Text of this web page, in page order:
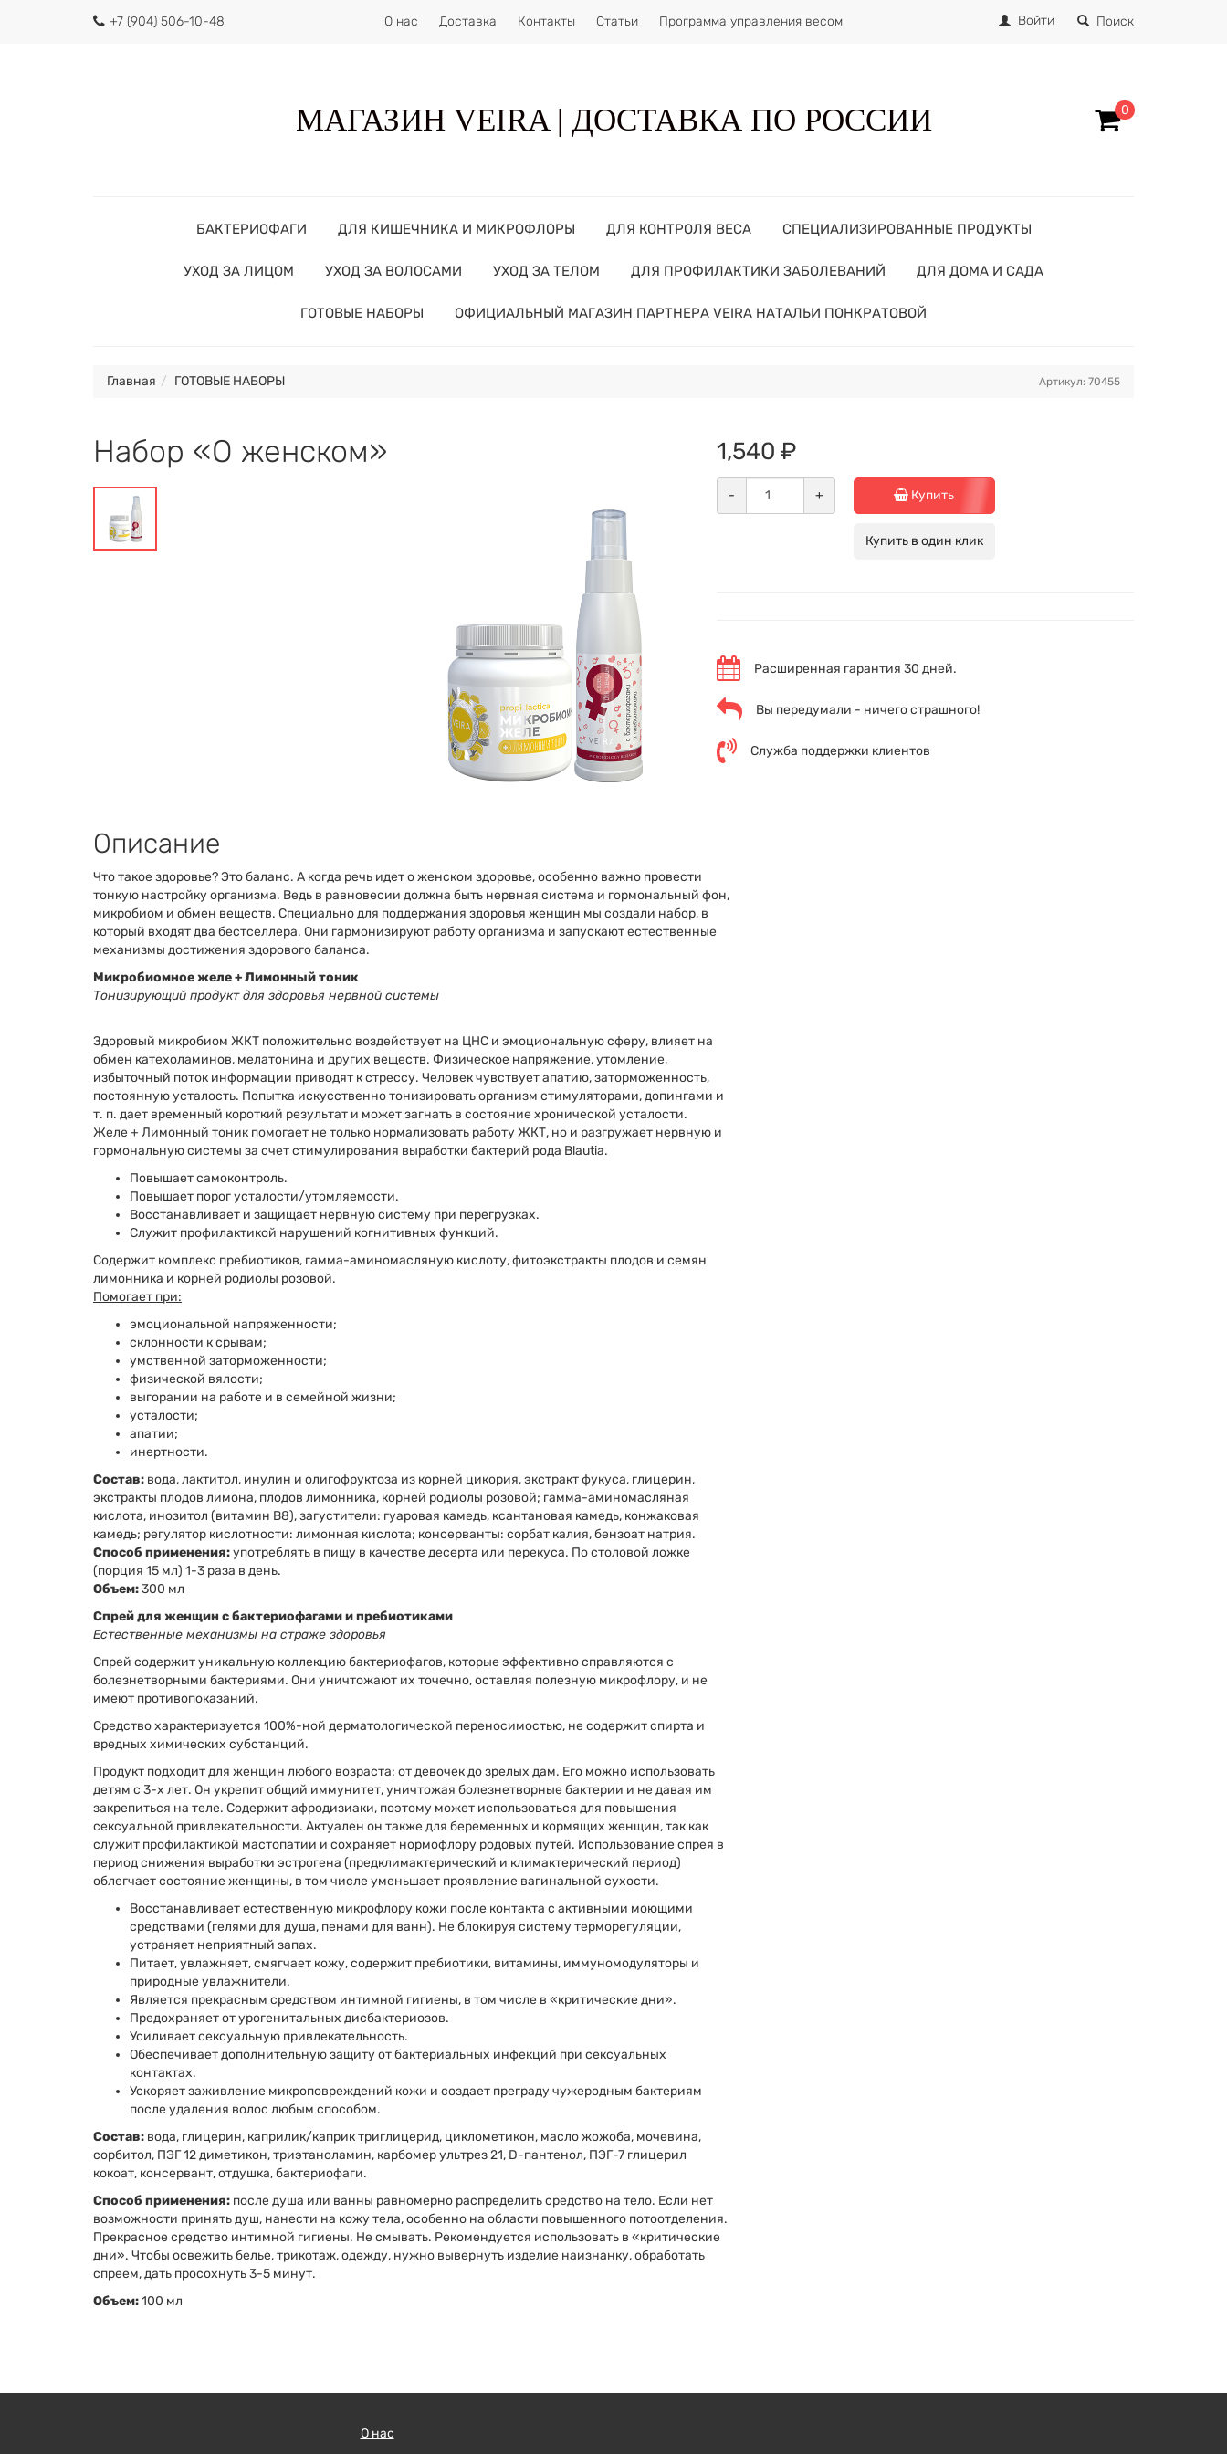
+7 (904) 506-10-48 О нас Доставка Контакты Статьи Программа управления весом Войти Поиск
МАГАЗИН VEIRA | ДОСТАВКА ПО РОССИИ 0
БАКТЕРИОФАГИ ДЛЯ КИШЕЧНИКА И МИКРОФЛОРЫ ДЛЯ КОНТРОЛЯ ВЕСА СПЕЦИАЛИЗИРОВАННЫЕ ПРОДУКТЫ
УХОД ЗА ЛИЦОМ УХОД ЗА ВОЛОСАМИ УХОД ЗА ТЕЛОМ ДЛЯ ПРОФИЛАКТИКИ ЗАБОЛЕВАНИЙ ДЛЯ ДОМА И САДА
ГОТОВЫЕ НАБОРЫ ОФИЦИАЛЬНЫЙ МАГАЗИН ПАРТНЕРА VEIRA НАТАЛЬИ ПОНКРАТОВОЙ
Главная ГОТОВЫЕ НАБОРЫ Артикул: 70455
Набор «О женском» 1,540 ₽
- + Купить
Купить в один клик
Расширенная гарантия 30 дней.
Вы передумали - ничего страшного!
Служба поддержки клиентов
Описание
Что такое здоровье? Это баланс. А когда речь идет о женском здоровье, особенно важно провести
тонкую настройку организма. Ведь в равновесии должна быть нервная система и гормональный фон,
микробиом и обмен веществ. Специально для поддержания здоровья женщин мы создали набор, в
который входят два бестселлера. Они гармонизируют работу организма и запускают естественные
механизмы достижения здорового баланса.
Микробиомное желе + Лимонный тоник
Тонизирующий продукт для здоровья нервной системы
Здоровый микробиом ЖКТ положительно воздействует на ЦНС и эмоциональную сферу, влияет на
обмен катехоламинов, мелатонина и других веществ. Физическое напряжение, утомление,
избыточный поток информации приводят к стрессу. Человек чувствует апатию, заторможенность,
постоянную усталость. Попытка искусственно тонизировать организм стимуляторами, допингами и
т. п. дает временный короткий результат и может загнать в состояние хронической усталости.
Желе + Лимонный тоник помогает не только нормализовать работу ЖКТ, но и разгружает нервную и
гормональную системы за счет стимулирования выработки бактерий рода Blautia.
Повышает самоконтроль.
Повышает порог усталости/утомляемости.
Восстанавливает и защищает нервную систему при перегрузках.
Служит профилактикой нарушений когнитивных функций.
Содержит комплекс пребиотиков, гамма-аминомасляную кислоту, фитоэкстракты плодов и семян
лимонника и корней родиолы розовой.
Помогает при:
эмоциональной напряженности;
склонности к срывам;
умственной заторможенности;
физической вялости;
выгорании на работе и в семейной жизни;
усталости;
апатии;
инертности.
Состав: вода, лактитол, инулин и олигофруктоза из корней цикория, экстракт фукуса, глицерин,
экстракты плодов лимона, плодов лимонника, корней родиолы розовой; гамма-аминомасляная
кислота, инозитол (витамин В8), загустители: гуаровая камедь, ксантановая камедь, конжаковая
камедь; регулятор кислотности: лимонная кислота; консерванты: сорбат калия, бензоат натрия.
Способ применения:употреблять в пищу в качестве десерта или перекуса. По столовой ложке
(порция 15 мл) 1-3 раза в день.
Объем:300 мл
Спрей для женщин с бактериофагами и пребиотиками
Естественные механизмы на страже здоровья
Спрей содержит уникальную коллекцию бактериофагов, которые эффективно справляются с
болезнетворными бактериями. Они уничтожают их точечно, оставляя полезную микрофлору, и не
имеют противопоказаний.
Средство характеризуется 100%-ной дерматологической переносимостью, не содержит спирта и
вредных химических субстанций.
Продукт подходит для женщин любого возраста: от девочек до зрелых дам. Его можно использовать
детям с 3-х лет. Он укрепит общий иммунитет, уничтожая болезнетворные бактерии и не давая им
закрепиться на теле. Содержит афродизиаки, поэтому может использоваться для повышения
сексуальной привлекательности. Актуален он также для беременных и кормящих женщин, так как
служит профилактикой мастопатии и сохраняет нормофлору родовых путей. Использование спрея в
период снижения выработки эстрогена (предклимактерический и климактерический период)
облегчает состояние женщины, в том числе уменьшает проявление вагинальной сухости.
Восстанавливает естественную микрофлору кожи после контакта с активными моющими
средствами (гелями для душа, пенами для ванн). Не блокируя систему терморегуляции,
устраняет неприятный запах.
Питает, увлажняет, смягчает кожу, содержит пребиотики, витамины, иммуномодуляторы и
природные увлажнители.
Является прекрасным средством интимной гигиены, в том числе в «критические дни».
Предохраняет от урогенитальных дисбактериозов.
Усиливает сексуальную привлекательность.
Обеспечивает дополнительную защиту от бактериальных инфекций при сексуальных
контактах.
Ускоряет заживление микроповреждений кожи и создает преграду чужеродным бактериям
после удаления волос любым способом.
Состав: вода, глицерин, каприлик/каприк триглицерид, циклометикон, масло жожоба, мочевина,
сорбитол, ПЭГ 12 диметикон, триэтаноламин, карбомер ультрез 21, D-пантенол, ПЭГ-7 глицерил
кокоат, консервант, отдушка, бактериофаги.
Способ применения: после душа или ванны равномерно распределить средство на тело. Если нет
возможности принять душ, нанести на кожу тела, особенно на области повышенного потоотделения.
Прекрасное средство интимной гигиены. Не смывать. Рекомендуется использовать в «критические
дни». Чтобы освежить белье, трикотаж, одежду, нужно вывернуть изделие наизнанку, обработать
спреем, дать просохнуть 3-5 минут.
Объем:100 мл
О нас